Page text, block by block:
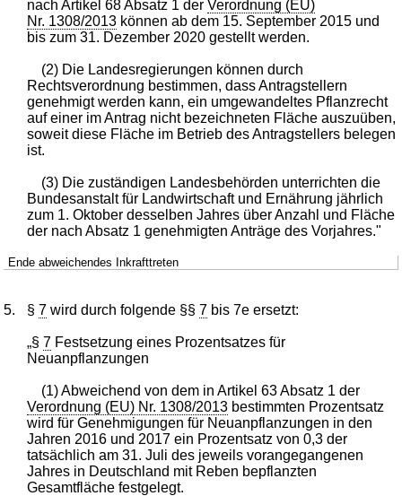
nach Artikel 68 Absatz 1 derVerordnung (EU)
Nr. 1308/2013 können ab dem 15. September 2015 und
bis zum 31. Dezember 2020 gestellt werden.
(2) Die Landesregierungen können durch
Rechtsverordnung bestimmen, dass Antragstellern
genehmigt werden kann, ein umgewandeltes Pflanzrecht
auf einer im Antrag nicht bezeichneten Fläche auszuüben,
soweit diese Fläche im Betrieb des Antragstellers belegen
ist.
(3) Die zuständigen Landesbehörden unterrichten die
Bundesanstalt für Landwirtschaft und Ernährung jährlich
zum 1. Oktober desselben Jahres über Anzahl und Fläche
der nach Absatz 1 genehmigten Anträge des Vorjahres."
Ende abweichendes Inkrafttreten
5. §7 wird durch folgende §§7 bis 7e ersetzt:
„§7 Festsetzung eines Prozentsatzes für
Neuanpflanzungen
(1) Abweichend von dem in Artikel 63 Absatz 1 der
Verordnung (EU) Nr. 1308/2013 bestimmten Prozentsatz
wird für Genehmigungen für Neuanpflanzungen in den
Jahren 2016 und 2017 ein Prozentsatz von 0,3 der
tatsächlich am 31. Juli des jeweils vorangegangenen
Jahres in Deutschland mit Reben bepflanzten
Gesamtfläche festgelegt.